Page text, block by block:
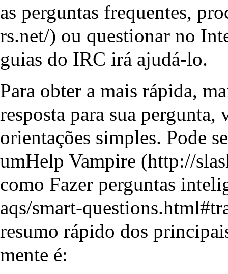
as perguntas frequentes,
ou questionar no
guias do IRC irá ajudá-lo.
Para obter a mais rápida,
resposta para sua pergunta,
orientações simples. Pode
umHelp Vampire
como Fazer perguntas
resumo rápido dos
mente é: